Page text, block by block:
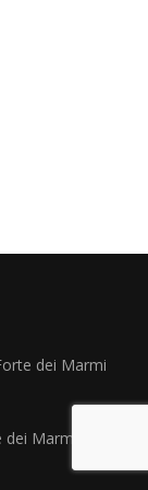
dei Marmi
Marmi